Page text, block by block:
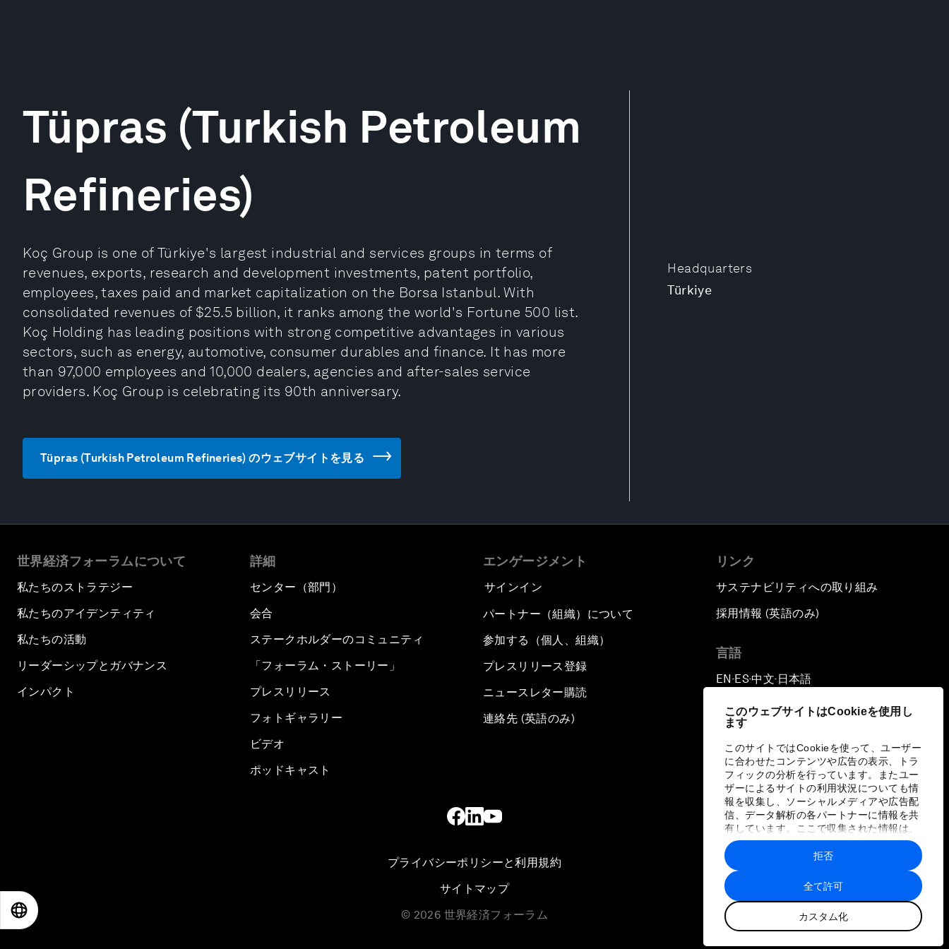
このウェブサイトはCookieを使用し
ます
このサイトではCookieを使って、ユーザー
に合わせたコンテンツや広告の表示、トラ
フィックの分析を行っています。またユー
ザーによるサイトの利用状況についても情
報を収集し、ソーシャルメディアや広告配
信、データ解析の各パートナーに情報を共
有しています。ここで収集された情報は、
ユーザーが各パートナーに提供した他の情
報や各パートナーのサービスを使用した際
に収集された情報と組み合わされ、各パー
トナーによって使用されることがありま
す。
全て許可
カスタム化
拒否
Headquarters
Türkiye
Tüpras (Turkish Petroleum
Refineries)
Koç Group is one of Türkiye's largest industrial and services groups in terms of
revenues, exports, research and development investments, patent portfolio,
employees, taxes paid and market capitalization on the Borsa Istanbul. With
consolidated revenues of $25.5 billion, it ranks among the world's Fortune 500 list.
Koç Holding has leading positions with strong competitive advantages in various
sectors, such as energy, automotive, consumer durables and finance. It has more
than 97,000 employees and 10,000 dealers, agencies and after-sales service
providers. Koç Group is celebrating its 90th anniversary.
Tüpras (Turkish Petroleum Refineries) のウェブサイトを見る
世界経済フォーラムについて
私たちのストラテジー
私たちのアイデンティティ
私たちの活動
リーダーシップとガバナンス
インパクト
詳細
センター（部門）
会合
ステークホルダーのコミュニティ
「フォーラム・ストーリー」
プレスリリース
フォトギャラリー
ビデオ
ポッドキャスト
エンゲージメント
サインイン
パートナー（組織）について
参加する（個人、組織）
プレスリリース登録
ニュースレター購読
連絡先 (英語のみ)
リンク
サステナビリティへの取り組み
採用情報 (英語のみ)
言語
EN ▪ES▪中文▪ 日本語
プライバシーポリシーと利用規約
サイトマップ
© 2026 世界経済フォーラム